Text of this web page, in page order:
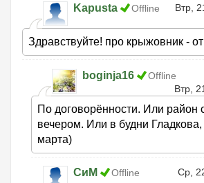
Kapusta Offline Втр,
Здравствуйте! про крыжовник -
boginja16
Offline
Втр,
По договорённости. Или район
вечером. Или в будни
марта)
СиМ Offline Ср,